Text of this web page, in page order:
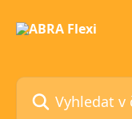
Vyhledat v článcích…